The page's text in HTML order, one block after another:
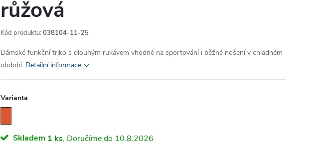
růžová
Kód produktu: 038104-11-25
Dámské funkční triko s dlouhým rukávem vhodné na sportování i běžné nošení v chladném
období. Detailní informace
Varianta
Skladem 1 ks 10.8.2026